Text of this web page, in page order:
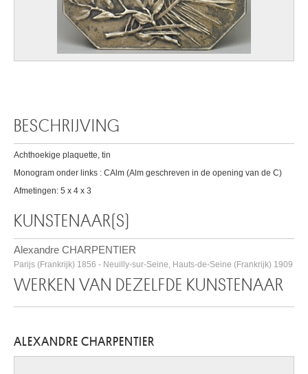
BESCHRIJVING
Achthoekige plaquette, tin
Monogram onder links : CAlm (Alm geschreven in de opening van de C)
Afmetingen: 5 x 4 x 3
KUNSTENAAR(S)
Alexandre CHARPENTIER
Parijs (Frankrijk) 1856 - Neuilly-sur-Seine, Hauts-de-Seine (Frankrijk) 1909
WERKEN VAN DEZELFDE KUNSTENAAR
ALEXANDRE CHARPENTIER